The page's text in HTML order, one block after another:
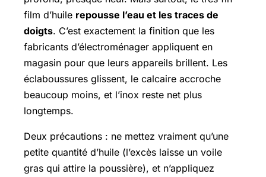
film d’huile repousse l’eau et les traces de
doigts. C’est exactement la finition que les
fabricants d’électroménager appliquent en
magasin pour que leurs appareils brillent. Les
éclaboussures glissent, le calcaire accroche
beaucoup moins, et l’inox reste net plus
longtemps.
Deux précautions : ne mettez vraiment qu’une
petite quantité d’huile (l’excès laisse un voile
gras qui attire la poussière), et n’appliquez